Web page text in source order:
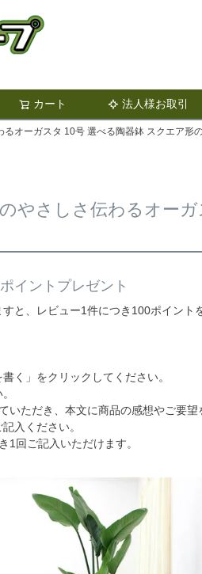
カート 法人様お取引
検索
るオーガスタ 10号 選べる陶器鉢 スクエア形
のやさしさ伝わるオー
イントプレゼント
と、レビュー1件につき100ポイント
く」をクリックしてください。
いただき、本文に商品の感想やご要望
入ください。
回ご記入いただけます。